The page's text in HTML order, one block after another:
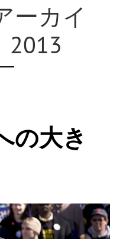
ーカイ
2013
の大き